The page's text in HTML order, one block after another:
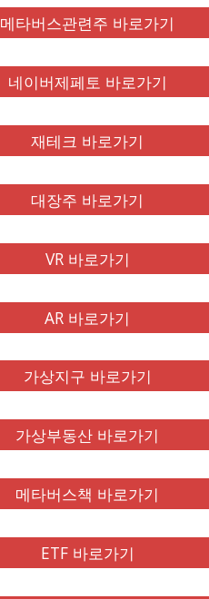
메타버스관련주 바로가기
네이버제페토 바로가기
재테크 바로가기
대장주 바로가기
VR 바로가기
AR 바로가기
가상지구 바로가기
가상부동산 바로가기
메타버스책 바로가기
ETF 바로가기